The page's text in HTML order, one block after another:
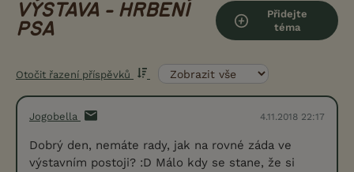
VÝSTAVA - HRBENÍ
PSA
Přidejte
téma
Otočit řazení příspěvků
Jogobella 4.11.2018 22:17
Dobrý den, nemáte rady, jak na rovné záda ve
výstavním postoji? :D Málo kdy se stane, že si